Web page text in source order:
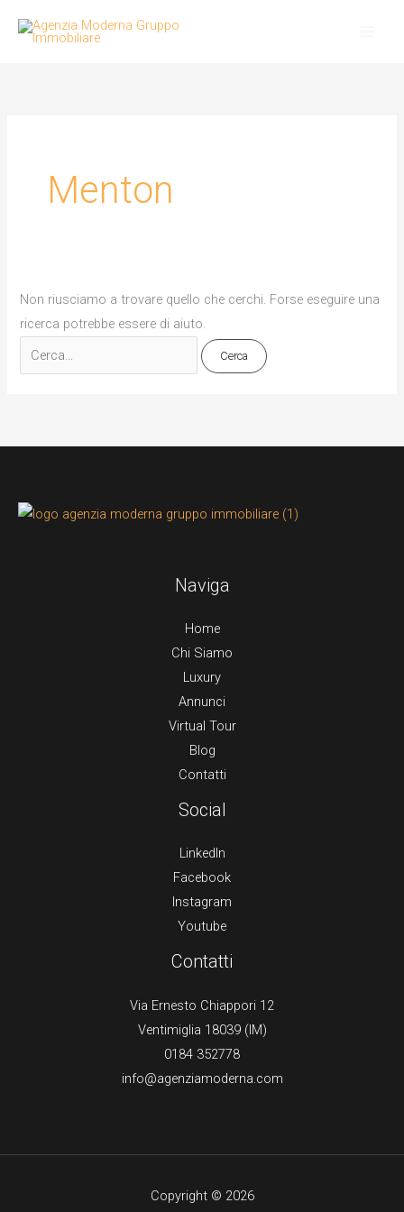
Menton
Non riusciamo a trovare quello che cerchi. Forse eseguire una
ricerca potrebbe essere di aiuto.
Naviga
Home
Chi Siamo
Luxury
Annunci
Virtual Tour
Blog
Contatti
Social
LinkedIn
Facebook
Instagram
Youtube
Contatti
Via Ernesto Chiappori 12
Ventimiglia 18039 (IM)
0184 352778
info@agenziamoderna.com
Copyright © 2026